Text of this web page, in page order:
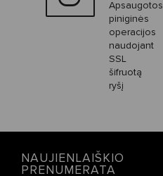
Apsaugotos
piniginės
operacijos
naudojant
SSL
šifruotą
ryšį
NAUJIENLAIŠKIO
PRENUMERATA